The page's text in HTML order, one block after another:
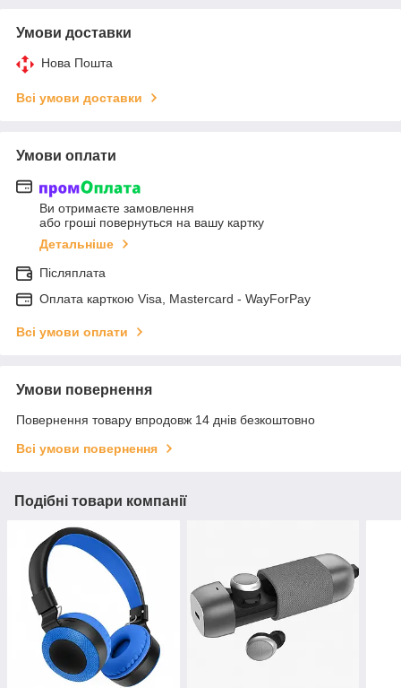
Умови доставки
Нова Пошта
Всі умови доставки
Умови оплати
Ви отримаєте замовлення
або гроші повернуться на вашу картку
Детальніше
Післяплата
Оплата карткою Visa, Mastercard - WayForPay
Всі умови оплати
Умови повернення
Повернення товару впродовж 14 днів безкоштовно
Всі умови повернення
Подібні товари компанії